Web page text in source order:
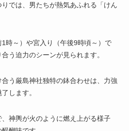
では、男たちが熱気あふれる「けん
時～）や宮入り（午後9時頃～）で
う迫力のシーンが見られます。
う厳島神社独特の鉢合わせは、力強
します。
神輿が火のように燃え上がる様子